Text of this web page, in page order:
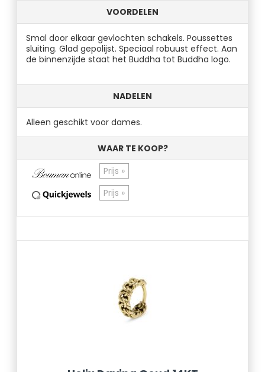
VOORDELEN
Smal door elkaar gevlochten schakels. Poussettes
sluiting. Glad gepolijst. Speciaal robuust effect. Aan
de binnenzijde staat het Buddha tot Buddha logo.
NADELEN
Alleen geschikt voor dames.
WAAR TE KOOP?
Prijs »
Prijs »